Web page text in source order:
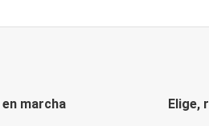
marcha Elige,